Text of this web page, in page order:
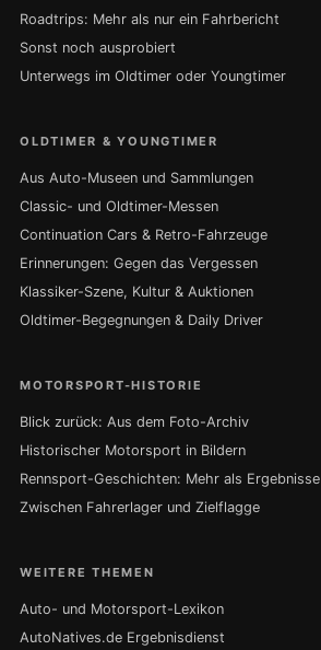
Roadtrips: Mehr als nur ein Fahrbericht
Sonst noch ausprobiert
Unterwegs im Oldtimer oder Youngtimer
OLDTIMER & YOUNGTIMER
Aus Auto-Museen und Sammlungen
Classic- und Oldtimer-Messen
Continuation Cars & Retro-Fahrzeuge
Erinnerungen: Gegen das Vergessen
Klassiker-Szene, Kultur & Auktionen
Oldtimer-Begegnungen & Daily Driver
MOTORSPORT-HISTORIE
Blick zurück: Aus dem Foto-Archiv
Historischer Motorsport in Bildern
Rennsport-Geschichten: Mehr als Ergebnisse
Zwischen Fahrerlager und Zielflagge
WEITERE THEMEN
Auto- und Motorsport-Lexikon
AutoNatives.de Ergebnisdienst